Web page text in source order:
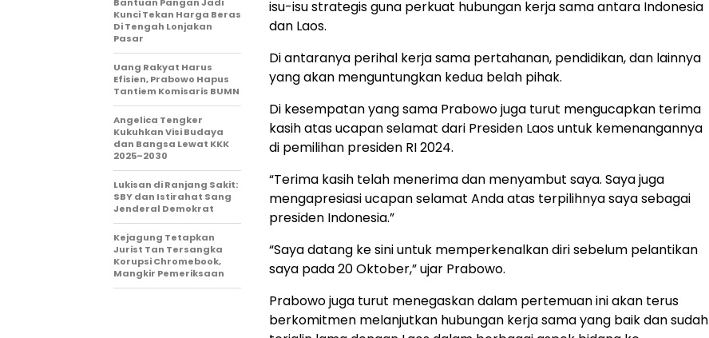
isu-isu strategis guna perkuat hubungan kerja sama antara Indonesia
dan Laos.
Di antaranya perihal kerja sama pertahanan, pendidikan, dan lainnya
yang akan menguntungkan kedua belah pihak.
Di kesempatan yang sama Prabowo juga turut mengucapkan terima
kasih atas ucapan selamat dari Presiden Laos untuk kemenangannya
di pemilihan presiden RI 2024.
“Terima kasih telah menerima dan menyambut saya. Saya juga
mengapresiasi ucapan selamat Anda atas terpilihnya saya sebagai
presiden Indonesia.”
“Saya datang ke sini untuk memperkenalkan diri sebelum pelantikan
saya pada 20 Oktober,” ujar Prabowo.
Prabowo juga turut menegaskan dalam pertemuan ini akan terus
berkomitmen melanjutkan hubungan kerja sama yang baik dan sudah
Kunci Tekan Harga Beras
Di Tengah Lonjakan
Pasar
Uang Rakyat Harus
Efisien, Prabowo Hapus
Tantiem Komisaris BUMN
Angelica Tengker
Kukuhkan Visi Budaya
dan Bangsa Lewat KKK
2025–2030
Lukisan di Ranjang Sakit:
SBY dan Istirahat Sang
Jenderal Demokrat
Kejagung Tetapkan
Jurist Tan Tersangka
Korupsi Chromebook,
Mangkir Pemeriksaan